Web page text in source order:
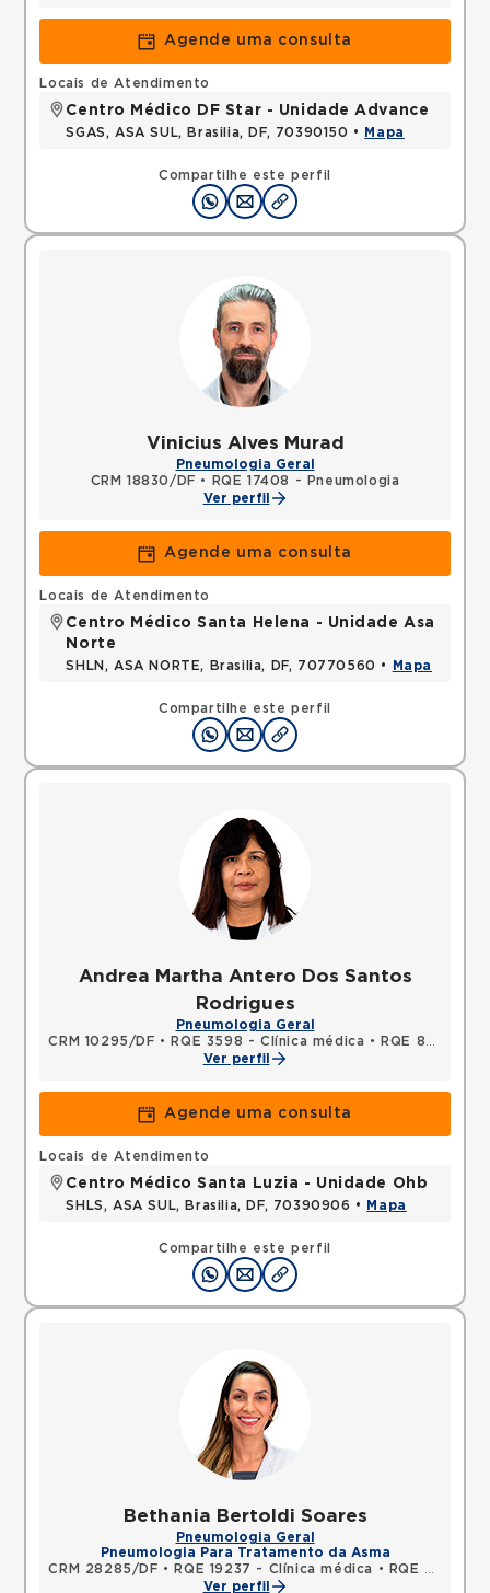
Agende uma consulta
Compartilhe este perfil
Locais de Atendimento
Centro Médico DF Star - Unidade Advance
SGAS, ASA SUL, Brasilia, DF, 70390150 • Mapa
Vinicius Alves Murad
Pneumologia Geral
CRM 18830/DF •
RQE 17408 - Pneumologia
Ver perfil
Agende uma consulta
Compartilhe este perfil
Locais de Atendimento
Centro Médico Santa Helena - Unidade Asa
Norte
SHLN, ASA NORTE, Brasilia, DF, 70770560 • Mapa
Andrea Martha Antero Dos Santos
Rodrigues
Pneumologia Geral
CRM 10295/DF • RQE 3598 - Clínica médica •
RQE 8868 - Pneumologia
Ver perfil
Agende uma consulta
Compartilhe este perfil
Locais de Atendimento
Centro Médico Santa Luzia - Unidade Ohb
SHLS, ASA SUL, Brasilia, DF, 70390906 • Mapa
Bethania Bertoldi Soares
Pneumologia Geral
Pneumologia Para Tratamento da Asma
CRM 28285/DF • RQE 19237 - Clínica médica •
RQE 21700 - Pneumologia
Ver perfil